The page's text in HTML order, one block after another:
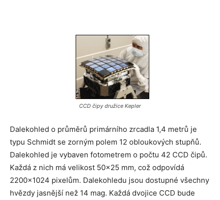
CCD čipy družice Kepler
Dalekohled o průměrů primárního zrcadla 1,4 metrů je
typu Schmidt se zorným polem 12 obloukových stupňů.
Dalekohled je vybaven fotometrem o počtu 42 CCD čipů.
Každá z nich má velikost 50×25 mm, což odpovídá
2200×1024 pixelům. Dalekohledu jsou dostupné všechny
hvězdy jasnější než 14 mag. Každá dvojice CCD bude